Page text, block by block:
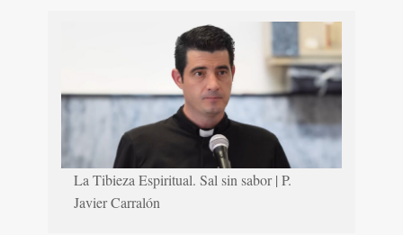
La Tibieza Espiritual. Sal sin sabor | P.
Javier Carralón